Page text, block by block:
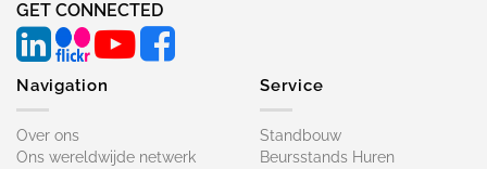
GET CONNECTED
Navigation
Over ons
Ons wereldwijde netwerk
Service
Standbouw
Beursstands Huren